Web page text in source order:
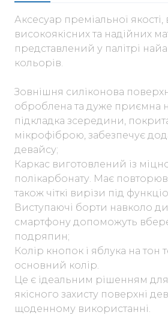
Аксесуар преміальної
високоякісних та надійних
представлений у палітрі
кольорів.
Зовнішня силіконова
оброблена та дуже приємна
підкладка зсередини,
мікрофіброю, забезпечує
девайсу;
Каркас виготовлений із
полікарбонату. Має
також чіткі вирізи під
Виступаючі борти навколо
смартфону допоможуть
подряпин;
Колір кнопок і яблука на тон
основний колір.
Це є ідеальним рішенням
якісного захисту поверхні
щоденному використанні.